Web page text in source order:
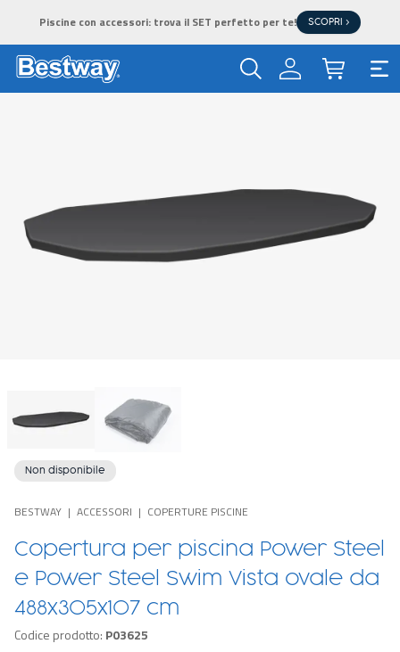
Piscine con accessori: trova il SET perfetto per te! SCOPRI >
Non disponibile
BESTWAY ACCESSORI COPERTURE PISCINE
Copertura per piscina Power Steel
e Power Steel Swim Vista ovale da
488x305x107 cm
Codice prodotto: P03625